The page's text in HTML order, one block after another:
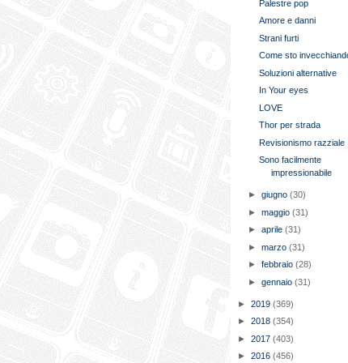
Palestre pop
Amore e danni
Strani furti
Come sto
Soluzioni alternative
In Your eyes
LOVE
Thor per strada
Revisionismo razziale
Sono facilmente
impressionabile
►giugno(30)
►maggio(31)
►aprile(31)
►marzo(31)
►febbraio(28)
►gennaio(31)
► 2019 (369)
► 2018 (354)
► 2017 (403)
► 2016 (456)